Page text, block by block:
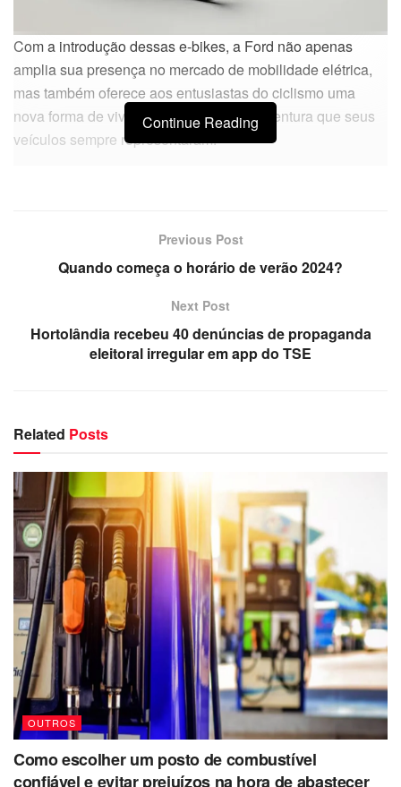
Com a introdução dessas e-bikes, a Ford não apenas
amplia sua presença no mercado de mobilidade elétrica,
mas também oferece aos entusiastas do ciclismo uma
nova forma de vivenciar a emoção e a aventura que seus
veículos sempre representaram.
Continue Reading
Previous Post
Quando começa o horário de verão 2024?
Next Post
Hortolândia recebeu 40 denúncias de propaganda
eleitoral irregular em app do TSE
Related Posts
OUTROS
Como escolher um posto de combustível
confiável e evitar prejuízos na hora de abastecer